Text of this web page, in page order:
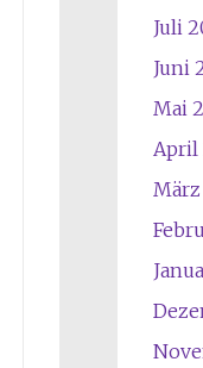
Juli
Juni
Mai
April